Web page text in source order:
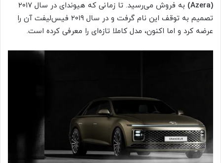
(Azera)
به فروش می‌رسید. تا زمانی که هیوندای در سال ۲۰۱۷
تصمیم به توقف این نام گرفت و در سال ۲۰۱۹ فیس‌لیفت آن را
عرضه کرد و اما اکنون، مدل کاملا تازه‌ای را معرفی کرده است.